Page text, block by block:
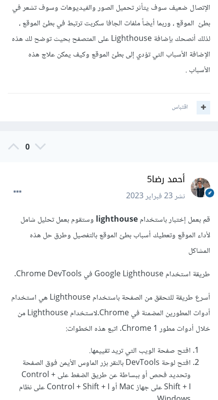
الإتصال ضعيف سوف يتأثر تحميل الصور والفيديوهات وسوف تشعر في
بطئ الموقع ، وربما أيضاً ملفات الجافا سكربت ترتبط في بطئ الموقع ،
لذلك أنصحك بإضافة Lighthouse‬ على المتصفح بحيث توضح لك هذه
الإضافة الأسباب التي تؤدي إلى بطئ الموقع وكيف يمكن علاج هذه
الأسباب .
اقتباس
0
أحمد رضا5
نشر23 فبراير 2023
قم بعمل إختبار باستخدامlighthouse وستقوم بعمل تحليل شامل
لأداء الموقع وتعطيك أسباب بطئ الموقع بالتفصيل وطرق حل هذه
المشاكل
طريقة استخدام Google Lighthouse في Chrome DevTools.
أسرع طريقة للتحقق من الصفحة باستخدام Lighthouse هي استخدام
أدوات المطورين المضمنة في Chrome.لاستخدام Lighthouse من
خلال أدوات مطور Chrome 1. اتبع هذه الخطوات:
افتح صفحة الويب التي تريد تقييمها.
افتح لوحة DevTools بالنقر بزر الماوس الأيمن فوق الصفحة
وتحديد فحص أو ببساطة عن طريق الضغط على Control +
Shift + I على جهاز Mac أو Control + Shift + I على نظام